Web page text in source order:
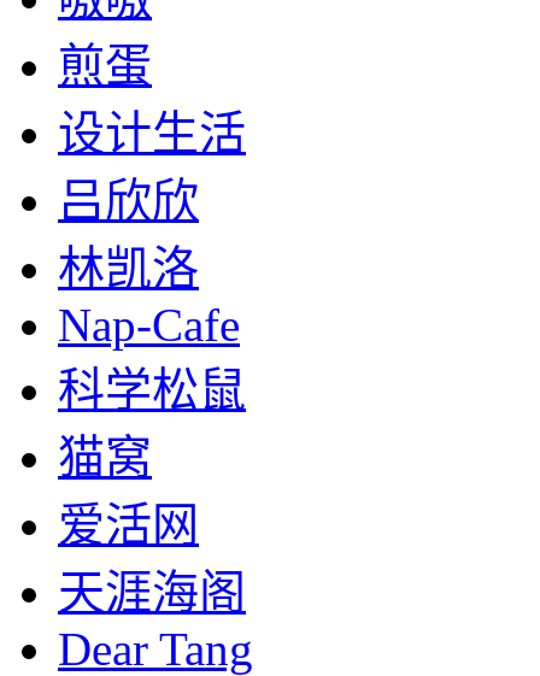
煎蛋
设计生活
吕欣欣
林凯洛
Nap-Cafe
科学松鼠
猫窝
爱活网
天涯海阁
Dear Tang